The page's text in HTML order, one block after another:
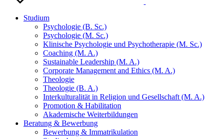
Studium
Psychologie (B. Sc.)
Psychologie (M. Sc.)
Klinische Psychologie und Psychotherapie (M. Sc.)
Coaching (M. A.)
Sustainable Leadership (M. A.)
Corporate Management and Ethics (M. A.)
Theologie
Theologie (B. A.)
Interkulturalität in Religion und Gesellschaft (M. A.)
Promotion & Habilitation
Akademische Weiterbildungen
Beratung & Bewerbung
Bewerbung & Immatrikulation